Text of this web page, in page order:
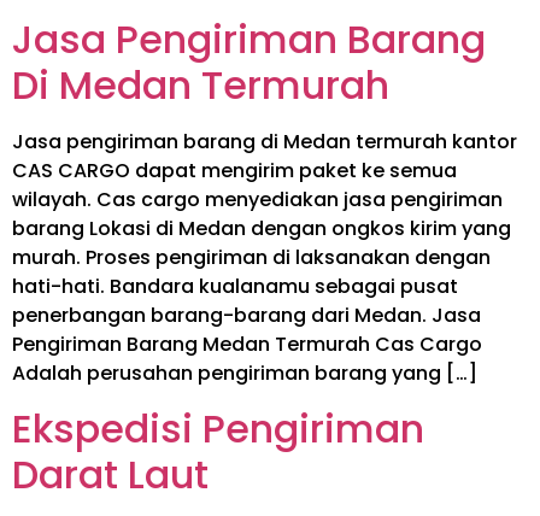
Jasa Pengiriman Barang
Di Medan Termurah
Jasa pengiriman barang di Medan termurah kantor
CAS CARGO dapat mengirim paket ke semua
wilayah. Cas cargo menyediakan jasa pengiriman
barang Lokasi di Medan dengan ongkos kirim yang
murah. Proses pengiriman di laksanakan dengan
hati-hati. Bandara kualanamu sebagai pusat
penerbangan barang-barang dari Medan. Jasa
Pengiriman Barang Medan Termurah Cas Cargo
Adalah perusahan pengiriman barang yang […]
Ekspedisi Pengiriman
Darat Laut